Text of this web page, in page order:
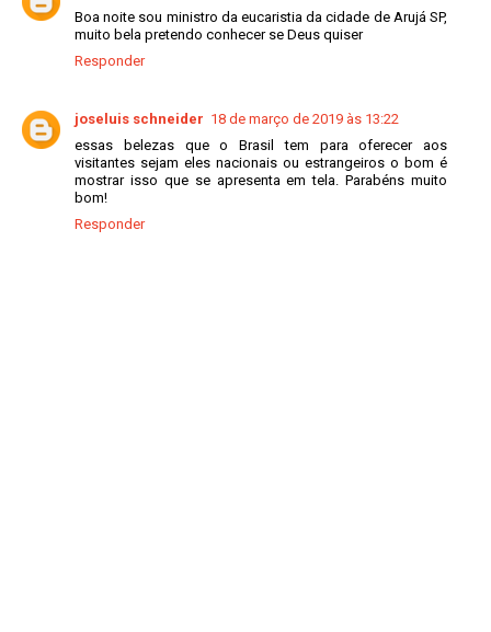
Boa noite sou ministro da eucaristia da cidade de Arujá SP,
muito bela pretendo conhecer se Deus quiser
Responder
joseluis schneider 18 de março de 2019 às 13:22
essas belezas que o Brasil tem para oferecer aos
visitantes sejam eles nacionais ou estrangeiros o bom é
mostrar isso que se apresenta em tela. Parabéns muito
bom!
Responder